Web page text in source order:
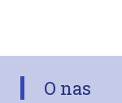
O nas